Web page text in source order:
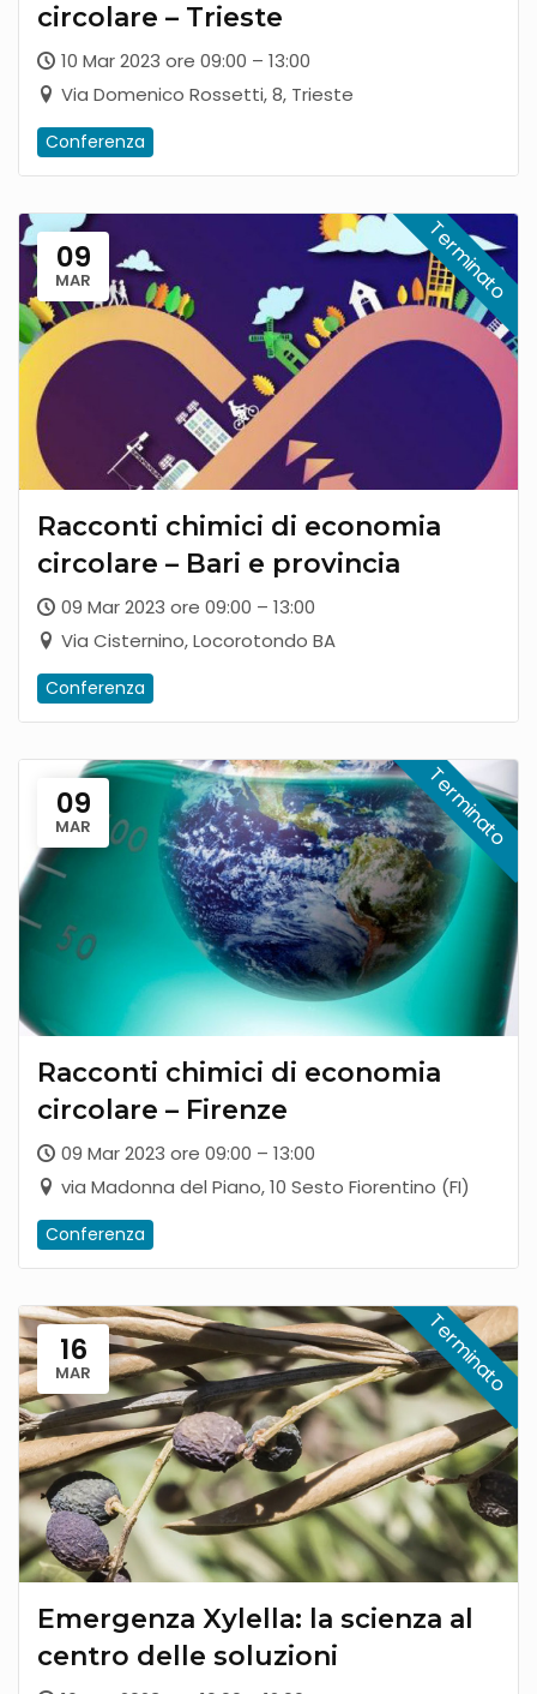
circolare – Trieste
10 Mar 2023 ore 09:00 – 13:00
Via Domenico Rossetti, 8, Trieste
Conferenza
09
MAR
Racconti chimici di economia
circolare – Bari e provincia
09 Mar 2023 ore 09:00 – 13:00
Via Cisternino, Locorotondo BA
Conferenza
09
MAR
Racconti chimici di economia
circolare – Firenze
09 Mar 2023 ore 09:00 – 13:00
via Madonna del Piano, 10 Sesto Fiorentino (FI)
Conferenza
16
MAR
Emergenza Xylella: la scienza al
centro delle soluzioni